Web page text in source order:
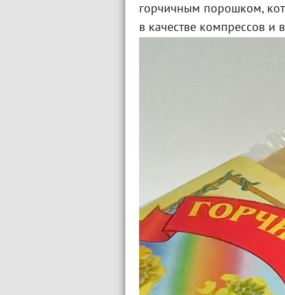
горчичным порошком,
в качестве компрессов и